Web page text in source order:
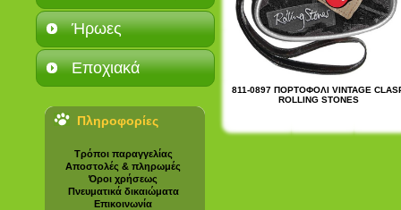
Ήρωες
Εποχιακά
Πληροφορίες
Τρόποι παραγγελίας
Αποστολές & πληρωμές
Όροι χρήσεως
Πνευματικά δικαιώματα
Επικοινωνία
811-0897 ΠΟΡΤΟΦΟΛΙ VINTAGE
ROLLING STONES